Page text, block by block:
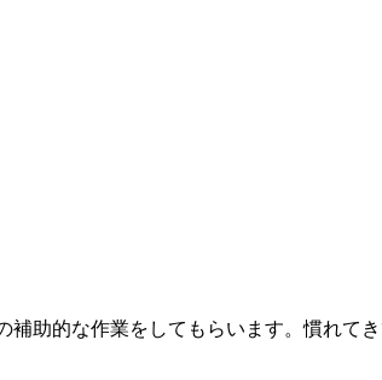
助的な作業をしてもらいます。慣れて